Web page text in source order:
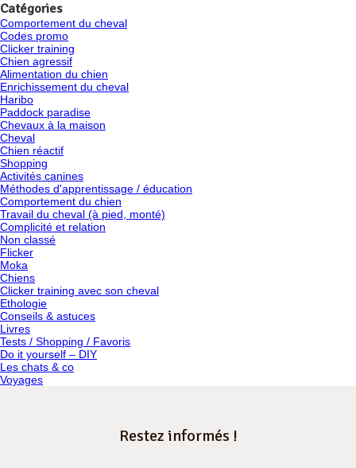
Catégories
Comportement du cheval
Codes promo
Clicker training
Chien agressif
Alimentation du chien
Enrichissement du cheval
Haribo
Paddock paradise
Chevaux à la maison
Cheval
Chien réactif
Shopping
Activités canines
Méthodes d'apprentissage / éducation
Comportement du chien
Travail du cheval (à pied, monté)
Complicité et relation
Non classé
Flicker
Moka
Chiens
Clicker training avec son cheval
Ethologie
Conseils & astuces
Livres
Tests / Shopping / Favoris
Do it yourself – DIY
Les chats & co
Voyages
Restez informés !